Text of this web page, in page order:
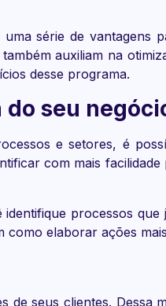
série de vantagens
auxiliam na
desse programa.
do seu
e setores, é
com mais
processos que
como elaborar ações
de seus clientes. Dessa